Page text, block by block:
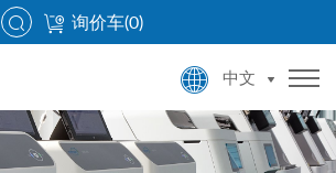
询价车(0)
中文